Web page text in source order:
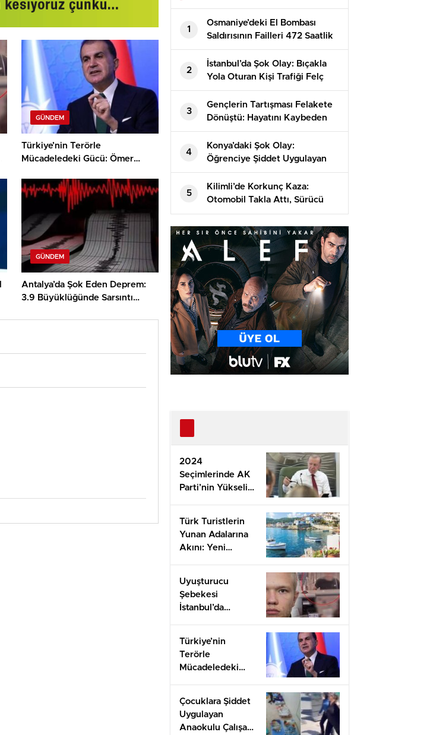
GÜNDEM
Türkiye’nin Terörle
Mücadeledeki Gücü: Ömer
GÜNDEM
Antalya’da Şok Eden Deprem:
3.9 Büyüklüğünde Sarsıntı
1
Osmaniye’deki El Bombası
Saldırısının Failleri 472 Saatlik
Kamera İncelemesiyle
Yakalandı!
2
İstanbul’da Şok Olay: Bıçakla
Yola Oturan Kişi Trafiği Felç
Etti!
3
Gençlerin Tartışması Felakete
Dönüştü: Hayatını Kaybeden
Alperen’in Dramı
4
Konya’daki Şok Olay:
Öğrenciye Şiddet Uygulayan
Görevli Tutuklandı!
5
Kilimli’de Korkunç Kaza:
Otomobil Takla Attı, Sürücü
Ağır Yaralı
2024
Seçimlerinde AK
Parti’nin Yükselişi:
Türk Turistlerin
Yunan Adalarına
Akını: Yeni
Uyuşturucu
Şebekesi
İstanbul’da
Geçirildi!
Türkiye’nin
Terörle
Mücadeledeki
İfadeler
Çocuklara Şiddet
Uygulayan
Anaokulu Çalışanı